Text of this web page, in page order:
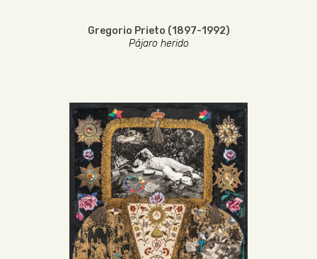
Gregorio Prieto (1897-1992)
Pájaro herido